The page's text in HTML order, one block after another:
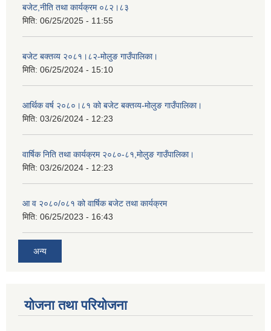
बजेट,नीति तथा कार्यक्रम ०८२।८३
मिति: 06/25/2025 - 11:55
बजेट बक्तव्य २०८१।८२-मोलुङ गाउँपालिका।
मिति: 06/25/2024 - 15:10
आर्थिक वर्ष २०८०।८१ को बजेट बक्तव्य-मोलुङ गाउँपालिका।
मिति: 03/26/2024 - 12:23
वार्षिक निति तथा कार्यक्रम २०८०-८१,मोलुङ गाउँपालिका।
मिति: 03/26/2024 - 12:23
आ व २०८०/०८१ को वार्षिक बजेट तथा कार्यक्रम
मिति: 06/25/2023 - 16:43
अन्य
योजना तथा परियोजना